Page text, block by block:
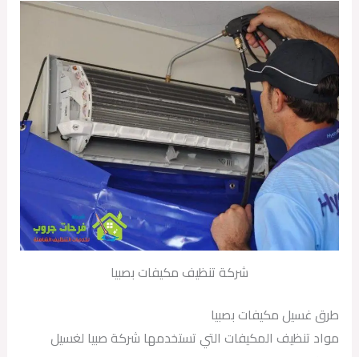
شركة تنظيف مكيفات بصبيا
طرق غسيل مكيفات بصبيا
مواد تنظيف المكيفات التي تستخدمها شركة صبيا لغسيل